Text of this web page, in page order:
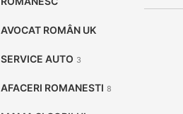
AVOCAT ROMÂN UK
SERVICE AUTO 3
AFACERI ROMANESTI 8